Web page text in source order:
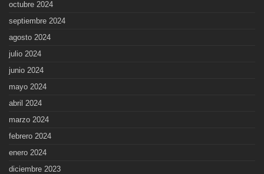
octubre 2024
septiembre 2024
agosto 2024
julio 2024
junio 2024
mayo 2024
abril 2024
marzo 2024
febrero 2024
enero 2024
diciembre 2023